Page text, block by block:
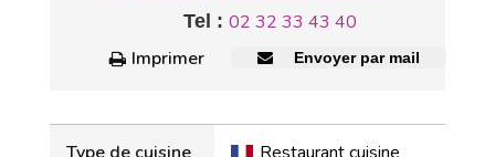
Tel : 02 32 33 43 40
Imprimer
Envoyer par mail